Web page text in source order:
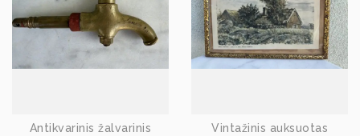
Antikvarinis žalvarinis
Vintažinis auksuotas